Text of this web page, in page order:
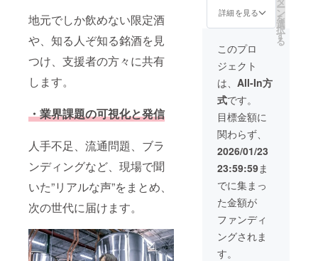
地元でしか飲めない限定酒
や、知る人ぞ知る銘酒を見
つけ、支援者の方々に共有
します。
・業界課題の可視化と発信
人手不足、流通問題、ブラ
ンディングなど、現場で聞
いた”リアルな声”をまとめ、
次の世代に届けます。
子ロゴ
掲載
期間：
感謝祭
開催期
間中）
祭会場
ロゴ掲
載（掲
載期
間：感
謝祭開
催期間
中） ・
注意事
項：支
援時、
必ず備
考欄に
まで 掲
字のみ
祭ご招
待
（2026
年3月5
日） ※
詳細は
別途ご
案内 ・
招待枠1
人 ・感
謝祭冊
子ロゴ
掲載
（掲載
期間：
ます。
掲載 ・
Tシャツ
1枚 ・
酒蔵紹
介投稿
時スポ
ンサー
掲載 掲
載期
間：投
稿時か
らこの
プロ
ジェク
トが終
了する
まで 掲
載方
前のご
連絡な
くご支
援され
ないよ
うご注
意くだ
さい。
以下リ
ターン
内容を
ご確認
してい
ただ
き、お
間違い
のない
ように
お願い
いたし
ます。
詳細を見る ー
ン
を
選
択
す
る
このプロ
ジェクト
は、 All-In方
式です。
目標金額に
関わらず、
2026/01/23
23:59:59ま
でに集まっ
た金額が
ファンディ
ングされま
す。